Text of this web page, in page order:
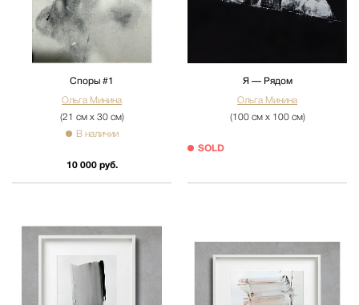
Споры #1
Ольга Минина
(21 см х 30 см)
В наличии
10 000 руб.
Я — Рядом
Ольга Минина
(100 см х 100 см)
SOLD